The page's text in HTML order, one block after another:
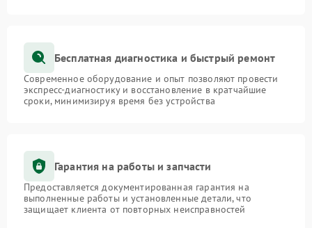
Бесплатная диагностика и быстрый ремонт
Современное оборудование и опыт позволяют провести
экспресс-диагностику и восстановление в кратчайшие
сроки, минимизируя время без устройства
Гарантия на работы и запчасти
Предоставляется документированная гарантия на
выполненные работы и установленные детали, что
защищает клиента от повторных неисправностей